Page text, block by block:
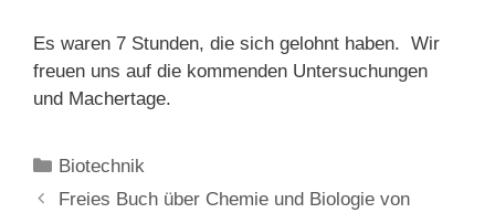
Es waren 7 Stunden, die sich gelohnt haben. Wir
freuen uns auf die kommenden Untersuchungen
und Machertage.
Kategorien
Biotechnik
Freies Buch über Chemie und Biologie von